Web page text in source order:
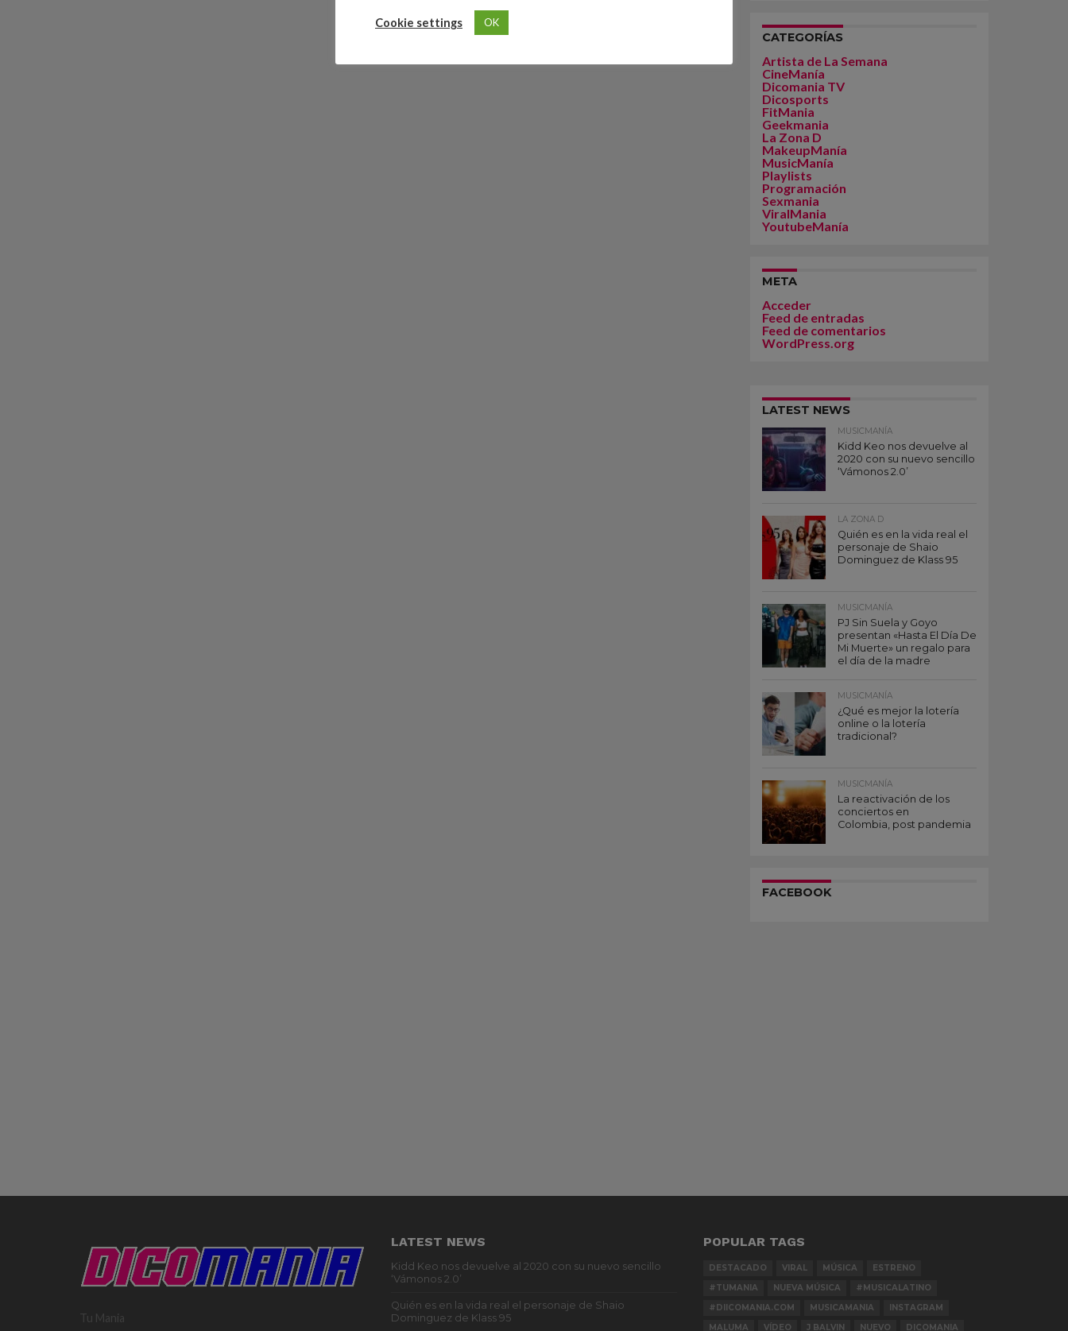
CATEGORÍAS
Artista de La Semana
CineManía
Dicomania TV
Dicosports
FitMania
Geekmania
La Zona D
MakeupManía
MusicManía
Playlists
Programación
Sexmania
ViralMania
YoutubeManía
META
Acceder
Feed de entradas
Feed de comentarios
WordPress.org
LATEST NEWS
MUSICMANÍA
Kidd Keo nos devuelve al
2020 con su nuevo sencillo
‘Vámonos 2.0’
LA ZONA D
Quién es en la vida real el
personaje de Shaio
Dominguez de Klass 95
MUSICMANÍA
PJ Sin Suela y Goyo
presentan «Hasta El Día De
Mi Muerte» un regalo para
el día de la madre
MUSICMANÍA
¿Qué es mejor la lotería
online o la lotería
tradicional?
MUSICMANÍA
La reactivación de los
conciertos en
Colombia, post pandemia
FACEBOOK
Tu Mania
LATEST NEWS
Kidd Keo nos devuelve al 2020 con su nuevo sencillo
‘Vámonos 2.0’
Quién es en la vida real el personaje de Shaio
Dominguez de Klass 95
POPULAR TAGS
DESTACADO VIRAL MÚSICA
ESTRENO
#TUMANIA
NUEVA MÚSICA
#MUSICALATINO
#DIICOMANIA.COM
MUSICAMANIA
INSTAGRAM
MALUMA
VÍDEO J BALVIN NUEVO DICOMANIA
Cookie settings OK